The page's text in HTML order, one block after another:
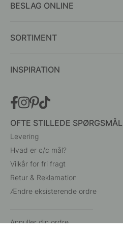
BESLAG ONLINE
SORTIMENT
INSPIRATION
OFTE STILLEDE SPØRGSMÅL
Levering
Hvad er c/c mål?
Vilkår for fri fragt
Retur & Reklamation
Ændre eksisterende ordre
Annuller din ordre